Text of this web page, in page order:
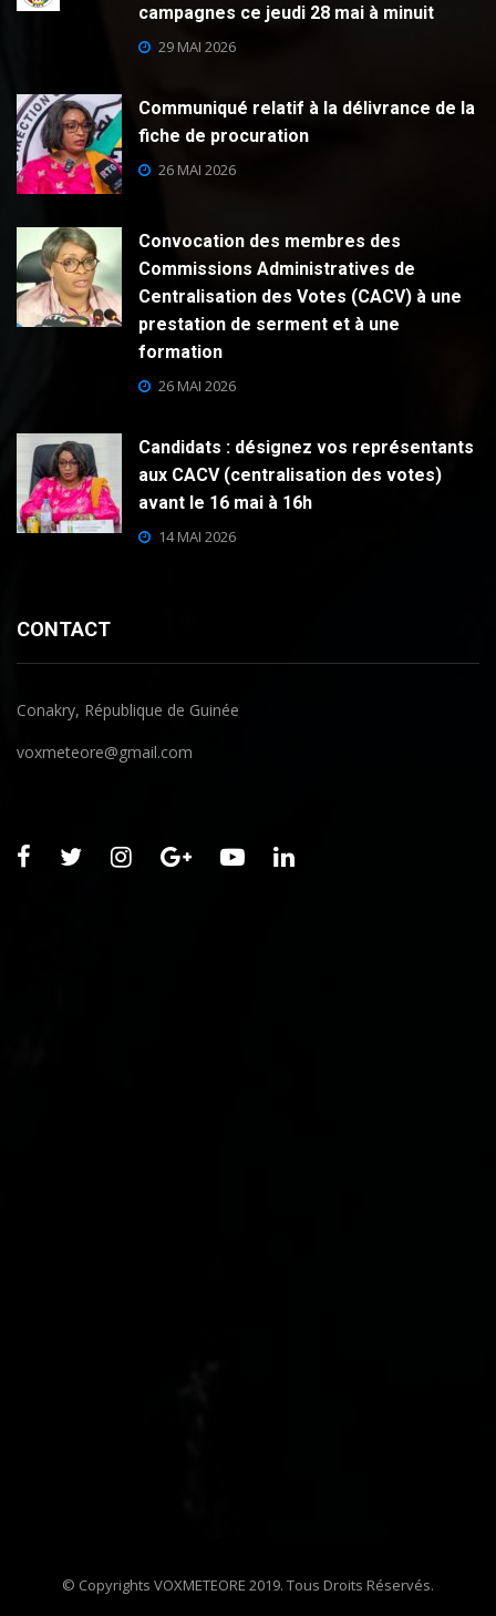
campagnes ce jeudi 28 mai à minuit
29 MAI 2026
Communiqué relatif à la délivrance de la
fiche de procuration
26 MAI 2026
Convocation des membres des
Commissions Administratives de
Centralisation des Votes (CACV) à une
prestation de serment et à une
formation
26 MAI 2026
Candidats : désignez vos représentants
aux CACV (centralisation des votes)
avant le 16 mai à 16h
14 MAI 2026
CONTACT
Conakry, République de Guinée
voxmeteore@gmail.com
© Copyrights VOXMETEORE 2019. Tous Droits Réservés.